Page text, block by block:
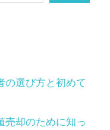
の選び方と初めて
売却のために知っ